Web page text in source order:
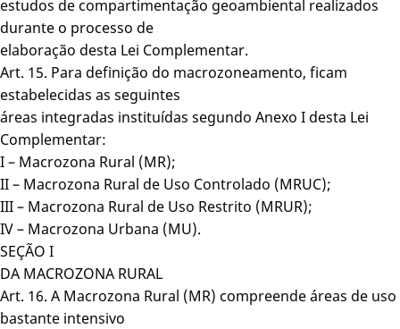
estudos de compartimentação geoambiental realizados
durante o processo de
elaboração desta Lei Complementar.
Art. 15. Para definição do macrozoneamento, ficam
estabelecidas as seguintes
áreas integradas instituídas segundo Anexo I desta Lei
Complementar:
I – Macrozona Rural (MR);
II – Macrozona Rural de Uso Controlado (MRUC);
III – Macrozona Rural de Uso Restrito (MRUR);
IV – Macrozona Urbana (MU).
SEÇÃO I
DA MACROZONA RURAL
Art. 16. A Macrozona Rural (MR) compreende áreas de uso
bastante intensivo